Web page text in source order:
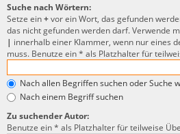
Suche nach Wörtern:
Setze ein+vor ein Wort, das gefunden
das nicht gefunden werden darf. Verwende
| innerhalb einer Klammer, wenn nur eines
muss. Benutze ein * als Platzhalter für
Nach allen Begriffen suchen oder Suche
Nach einem Begriff suchen
Zu suchender Autor:
Benutze ein * als Platzhalter für teilweise